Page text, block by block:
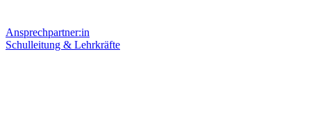
Ansprechpartner:in
Schulleitung & Lehrkräfte